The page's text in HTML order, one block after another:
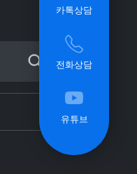
카톡상담
전화상담
유튜브